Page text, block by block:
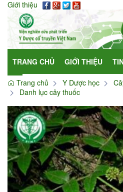
Giới thiệu
TRANG CHỦ GIỚI THIỆU
Trang chủ
Y Dược học
Danh lục cây thuốc